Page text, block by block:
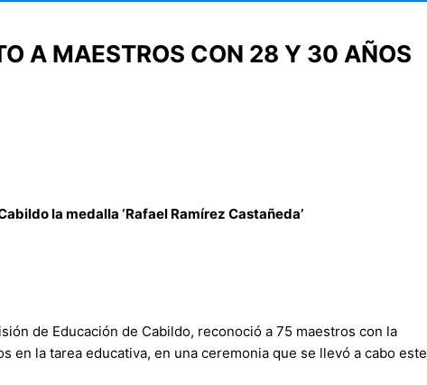
A MAESTROS CON 28 Y 30 AÑOS
la medalla ‘Rafael Ramírez Castañeda’
de Educación de Cabildo, reconoció a 75 maestros con la
en la tarea educativa, en una ceremonia que se llevó a cabo este